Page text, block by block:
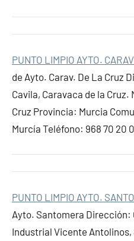
PUNTO LIMPIO AYTO.
de Ayto. Carav. De La Cruz
Cavila, Caravaca de la
Cruz Provincia: Murcia
Murcía Teléfono: 968 70 20
PUNTO LIMPIO AYTO.
Ayto. Santomera Dirección:
Industrial Vicente